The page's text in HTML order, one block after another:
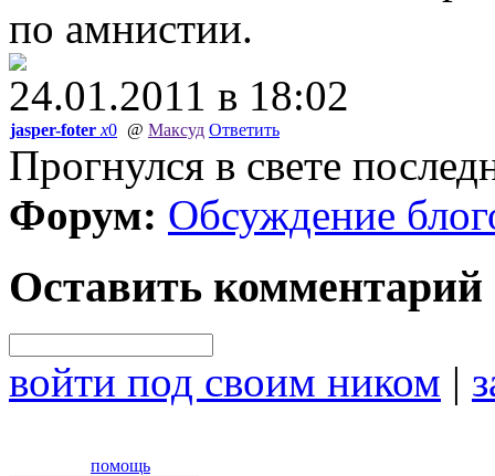
по амнистии.
24.01.2011 в 18:02
jasper-foter x0 @ Максуд Ответить
Прогнулся в свете
Форум: Обсуждение
Оставить комментарий
войти под своим ником |
помощь